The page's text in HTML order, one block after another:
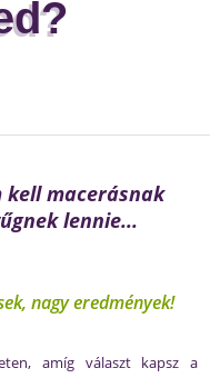
kell macerásnak
lennie...
nagy eredmények!
amíg választ kapsz a